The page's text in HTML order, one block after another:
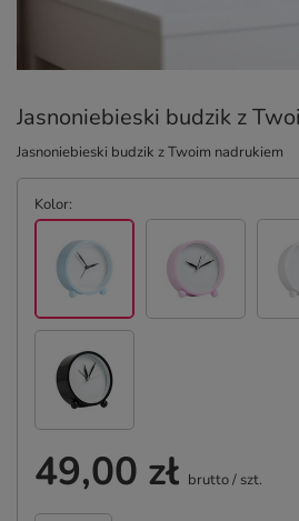
Jasnoniebieski budzik z
Jasnoniebieski budzik z Twoim nadrukiem
Kolor
49,00 zł brutto/ szt.